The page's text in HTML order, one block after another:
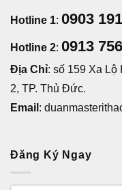
Hotline 1: 0903
Hotline 2: 0913
Địa Chỉ: số 159 Xa
2, TP. Thủ Đức.
Email :
Đăng Ký Ngay